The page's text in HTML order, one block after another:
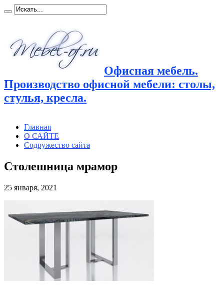
Офисная мебель.
Производство офисной мебели: столы,
стулья, кресла.
Главная
О САЙТЕ
Содружество сайта
Столешница мрамор
25 января, 2021